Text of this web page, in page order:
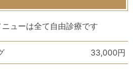
ューは全て自由診療です
33,000円